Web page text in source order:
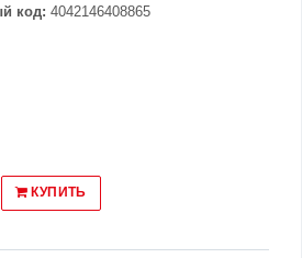
код: 4042146408865
КУПИТЬ